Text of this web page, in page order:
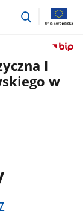
przejdź
I
w